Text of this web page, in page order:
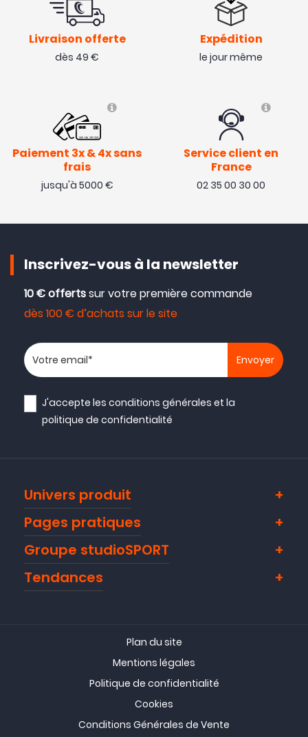
Livraison offerte
dès 49 €
Expédition
le jour même
Paiement 3x & 4x sans
frais
jusqu'à 5000 €
Service client en
France
02 35 00 30 00
Inscrivez-vous à la newsletter
10 € offertssur votre première commande
dès 100 € d’achats sur le site
Votre adresse email
J'accepte lesconditions générales et la
politique de confidentialité
Univers produit
Pages pratiques
Groupe studioSPORT
Tendances
Plan du site
Mentions légales
Politique de confidentialité
Cookies
Conditions Générales de Vente